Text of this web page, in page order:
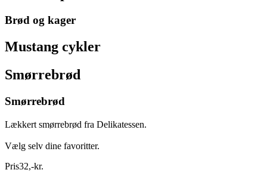
Brød og kager
Mustang cykler
Smørrebrød
Smørrebrød
Lækkert smørrebrød fra Delikatessen.
Vælg selv dine favoritter.
Pris32,-kr.